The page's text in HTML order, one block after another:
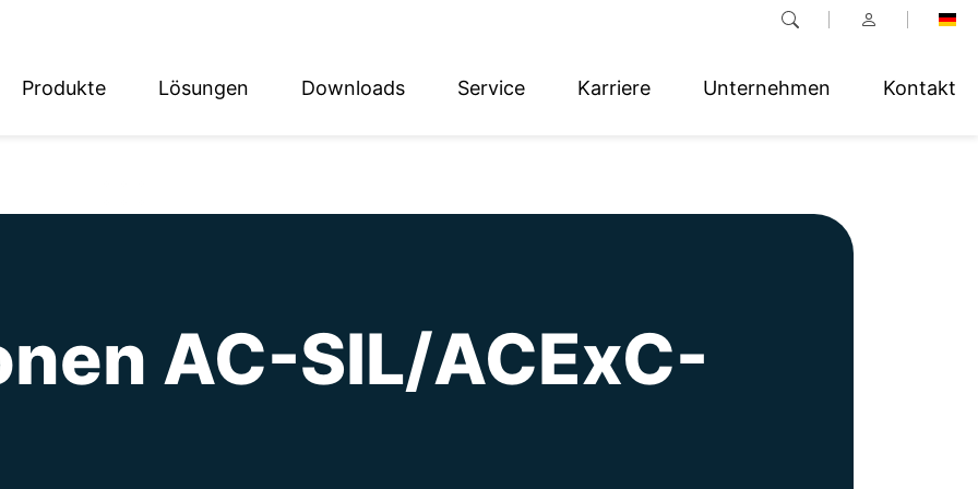
Produkte Lösungen Downloads Service Karriere Unternehmen Kontakt
AC-SIL/ACExC-